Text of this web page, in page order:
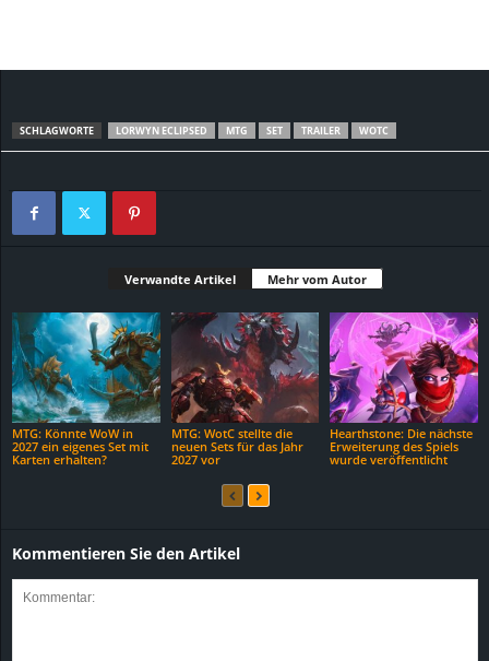
SCHLAGWORTE LORWYN ECLIPSED MTG SET TRAILER WOTC
Verwandte Artikel Mehr vom Autor
MTG: Könnte WoW in
2027 ein eigenes Set mit
Karten erhalten?
MTG: WotC stellte die
neuen Sets für das Jahr
2027 vor
Hearthstone: Die nächste
Erweiterung des Spiels
wurde veröffentlicht
Kommentieren Sie den Artikel